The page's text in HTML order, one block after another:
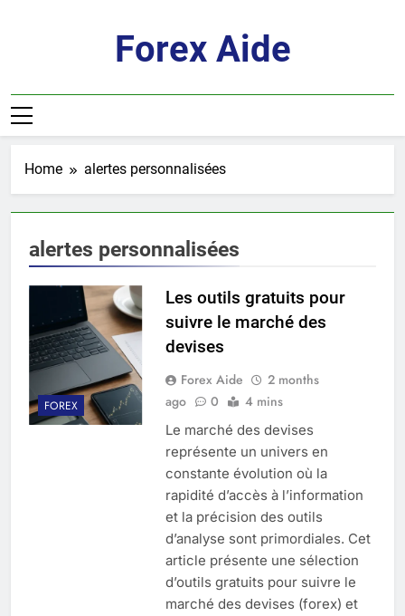
Forex Aide
Home alertes personnalisées
alertes personnalisées
FOREX
Les outils gratuits pour
suivre le marché des
devises
Forex Aide
2 months
ago
0 4 mins
Le marché des devises
représente un univers en
constante évolution où la
rapidité d’accès à l’information
et la précision des outils
d’analyse sont primordiales. Cet
article présente une sélection
d’outils gratuits pour suivre le
marché des devises (forex) et